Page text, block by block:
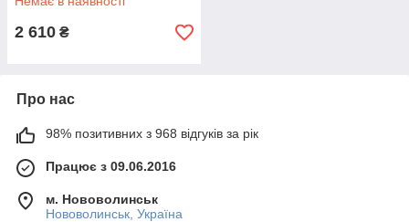
2 610 ₴
Про нас
98% позитивних з 968 відгуків за рік
Працює з 09.06.2016
м. Нововолинськ
Нововолинськ, Україна